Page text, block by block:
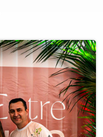
Seu
para
de
de Turismo e
a Rede de
da gestão
o
das